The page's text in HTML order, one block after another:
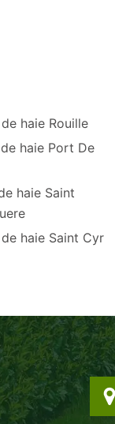
haie Rouille
haie Port De
haie Saint
haie Saint Cyr